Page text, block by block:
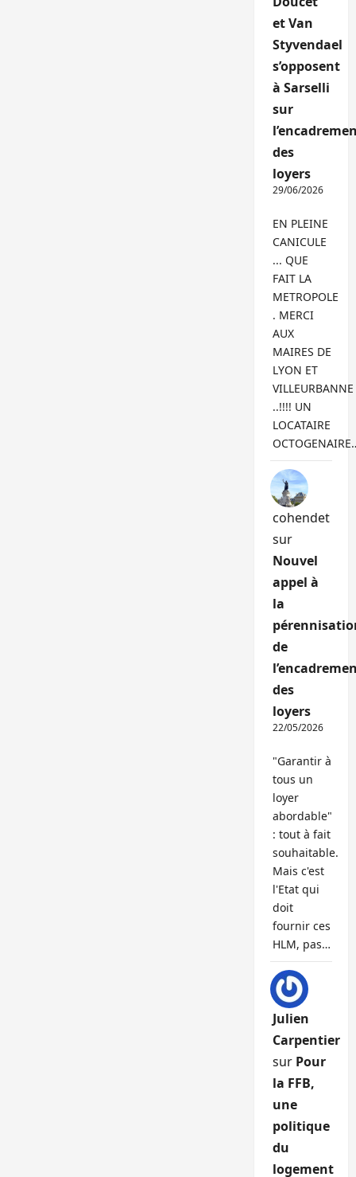
et Van
Styvendael
s’opposent
à Sarselli
sur
des
loyers
29/06/2026
EN PLEINE
CANICULE
... QUE
FAIT LA
METROPOLE
. MERCI
AUX
MAIRES DE
LYON ET
VILLEURBANNE
..!!!! UN
LOCATAIRE
cohendet
sur
Nouvel
appel à
la
de
des
loyers
22/05/2026
"Garantir à
tous un
loyer
abordable"
: tout à fait
souhaitable.
Mais c'est
l'Etat qui
doit
fournir ces
HLM, pas…
Julien
Carpentier
sur Pour
la FFB,
une
politique
du
logement